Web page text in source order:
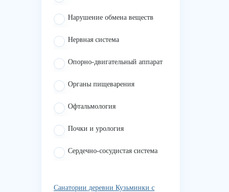
Нарушение обмена веществ
Нервная система
Опорно-двигательный аппарат
Органы пищеварения
Офтальмология
Почки и урология
Сердечно-сосудистая система
Санатории деревни Кузьминки с